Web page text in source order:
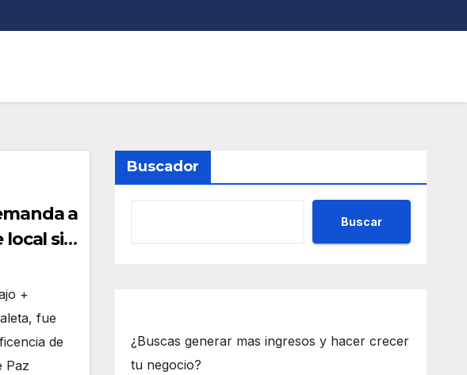
a
local sin
+
fue
de
Paz
Buscador
Buscar
¿Buscas generar mas ingresos y hacer crecer
tu negocio?